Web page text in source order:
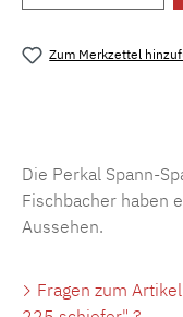
Zum Merkzettel
Die Perkal Spann-
Fischbacher haben
Aussehen.
Fragen zum